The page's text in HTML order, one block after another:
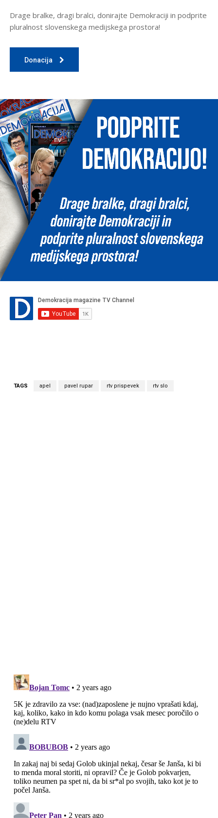
Drage bralke, dragi bralci, donirajte Demokraciji in podprite
pluralnost slovenskega medijskega prostora!
Donacija
TAGS apel pavel rupar rtv prispevek rtv slo